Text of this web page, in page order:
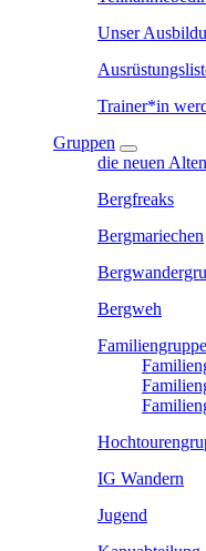
Unser
Trainer*in
Gruppen
die neuen Alten
Bergfreaks
Bergmariechen
Bergweh
IG Wandern
Jugend